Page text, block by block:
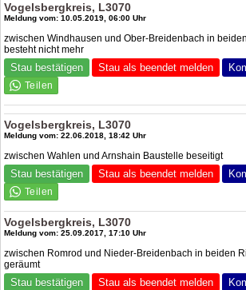
Vogelsbergkreis, L3070
Meldung vom: 10.05.2019, 06:00 Uhr
zwischen Windhausen und Ober-Breidenbach in
besteht nicht mehr
Stau bestätigen Stau als beendet melden
Vogelsbergkreis, L3070
Meldung vom: 22.06.2018, 18:42 Uhr
zwischen Wahlen und Arnshain Baustelle beseitigt
Stau bestätigen Stau als beendet melden
Vogelsbergkreis, L3070
Meldung vom: 25.09.2017, 17:10 Uhr
zwischen Romrod und Nieder-Breidenbach in beiden
geräumt
Stau bestätigen Stau als beendet melden